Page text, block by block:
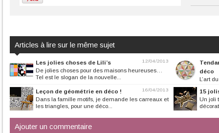
Articles à lire sur le même sujet
12/04/2013
Les jolies choses de Lili’s
De jolies choses pour des maisons heureuses…
Tel est le slogan de la nouvelle...
déco
L’art
et de poésie,
16/04/2013
Leçon de géométrie en déco !
Dans la famille motifs, je demande les carreaux et
les triangles, pour une déco...
15
Un joli
Ajouter un commentaire